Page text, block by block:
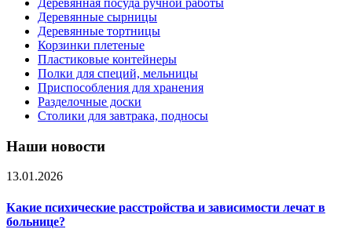
Деревянная посуда ручной работы
Деревянные сырницы
Деревянные тортницы
Корзинки плетеные
Пластиковые контейнеры
Полки для специй, мельницы
Приспособления для хранения
Разделочные доски
Столики для завтрака, подносы
Наши новости
13.01.2026
Какие психические расстройства и зависимости лечат в
больнице?